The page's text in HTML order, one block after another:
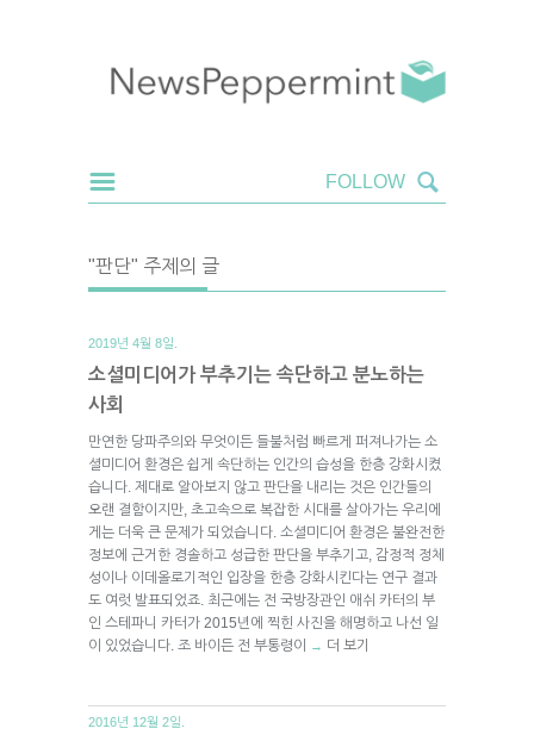
"판단" 주제의 글
2019년 4월 8일.
소셜미디어가 부추기는 속단하고 분노하는
사회
만연한 당파주의와 무엇이든 들불처럼 빠르게 퍼져나가는 소
셜미디어 환경은 쉽게 속단하는 인간의 습성을 한층 강화시켰
습니다. 제대로 알아보지 않고 판단을 내리는 것은 인간들의
오랜 결함이지만, 초고속으로 복잡한 시대를 살아가는 우리에
게는 더욱 큰 문제가 되었습니다. 소셜미디어 환경은 불완전한
정보에 근거한 경솔하고 성급한 판단을 부추기고, 감정적 정체
성이나 이데올로기적인 입장을 한층 강화시킨다는 연구 결과
도 여럿 발표되었죠. 최근에는 전 국방장관인 애쉬 카터의 부
인 스테파니 카터가 2015년에 찍힌 사진을 해명하고 나선 일
이 있었습니다. 조 바이든 전 부통령이
→ 더 보기
2016년 12월 2일.